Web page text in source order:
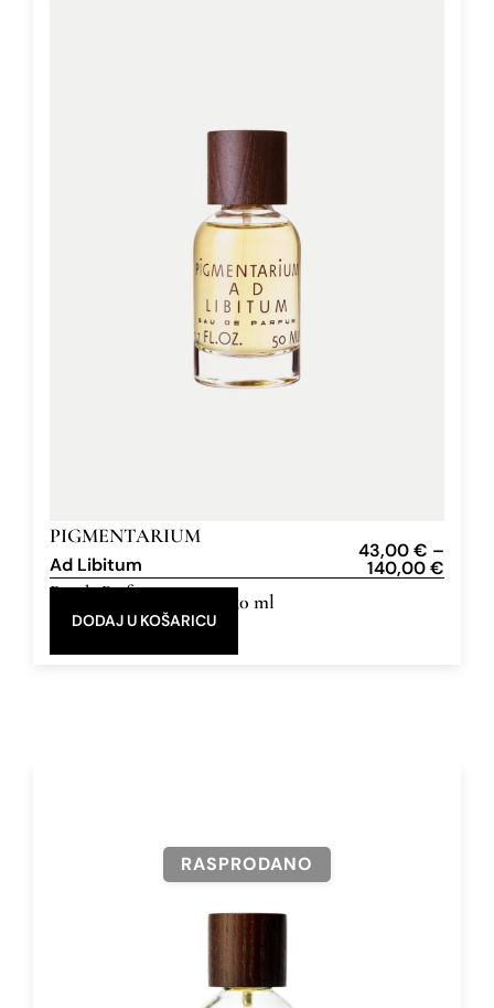
PIGMENTARIUM
Ad Libitum
43,00€ –
140,00€
Eau de Parfum 10 ml, 50 ml
DODAJ U KOŠARICU
RASPRODANO